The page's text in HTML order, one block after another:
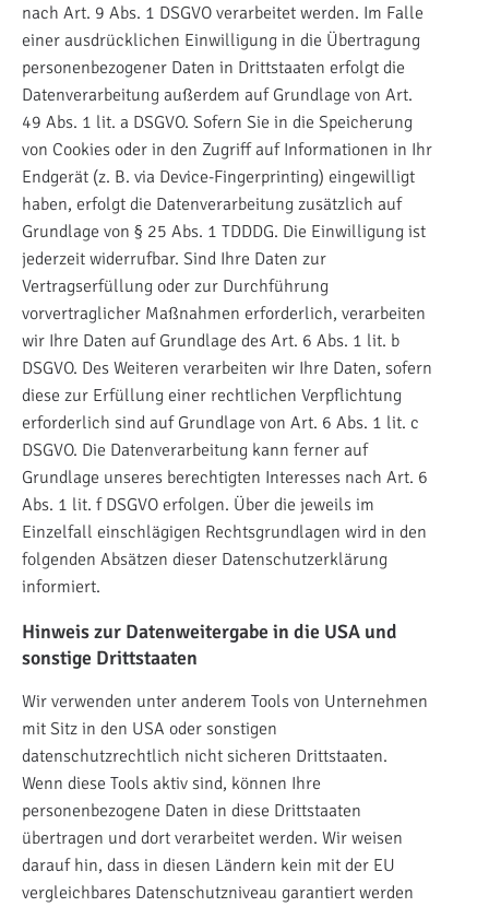
nach Art. 9 Abs. 1 DSGVO verarbeitet werden. Im Falle
einer ausdrücklichen Einwilligung in die Übertragung
personenbezogener Daten in Drittstaaten erfolgt die
Datenverarbeitung außerdem auf Grundlage von Art.
49 Abs. 1 lit. a DSGVO. Sofern Sie in die Speicherung
von Cookies oder in den Zugriff auf Informationen in Ihr
Endgerät (z. B. via Device-Fingerprinting) eingewilligt
haben, erfolgt die Datenverarbeitung zusätzlich auf
Grundlage von § 25 Abs. 1 TDDDG. Die Einwilligung ist
jederzeit widerrufbar. Sind Ihre Daten zur
Vertragserfüllung oder zur Durchführung
vorvertraglicher Maßnahmen erforderlich, verarbeiten
wir Ihre Daten auf Grundlage des Art. 6 Abs. 1 lit. b
DSGVO. Des Weiteren verarbeiten wir Ihre Daten, sofern
diese zur Erfüllung einer rechtlichen Verpflichtung
erforderlich sind auf Grundlage von Art. 6 Abs. 1 lit. c
DSGVO. Die Datenverarbeitung kann ferner auf
Grundlage unseres berechtigten Interesses nach Art. 6
Abs. 1 lit. f DSGVO erfolgen. Über die jeweils im
Einzelfall einschlägigen Rechtsgrundlagen wird in den
folgenden Absätzen dieser Datenschutzerklärung
informiert.
Hinweis zur Datenweitergabe in die USA und
sonstige Drittstaaten
Wir verwenden unter anderem Tools von Unternehmen
mit Sitz in den USA oder sonstigen
datenschutzrechtlich nicht sicheren Drittstaaten.
Wenn diese Tools aktiv sind, können Ihre
personenbezogene Daten in diese Drittstaaten
übertragen und dort verarbeitet werden. Wir weisen
darauf hin, dass in diesen Ländern kein mit der EU
vergleichbares Datenschutzniveau garantiert werden